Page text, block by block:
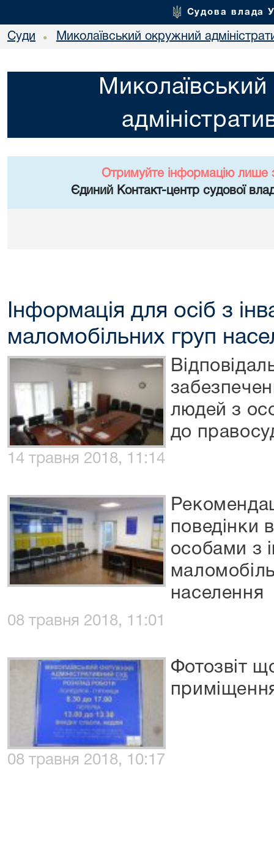
Судова влада
Суди • Миколаївський окружний
Отримуйте інформацію лише
Єдиний Контакт-центр судової
Інформація для осіб з
маломобільних груп
людей з
до
14 травня 2018, 11:14
поведінки
особами з
населення
08 травня 2018, 11:01
Фотозвіт
08 травня 2018, 10:17